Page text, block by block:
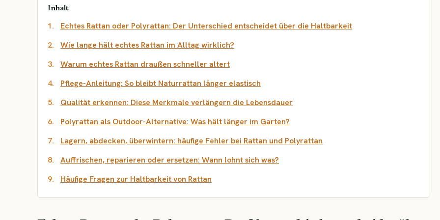
Inhalt
Echtes Rattan oder Polyrattan: Der Unterschied entscheidet über die Haltbarkeit
Wie lange hält echtes Rattan im Alltag wirklich?
Warum echtes Rattan draußen schneller altert
Pflege-Anleitung: So bleibt Naturrattan länger elastisch
Qualität erkennen: Diese Merkmale verlängern die Lebensdauer
Polyrattan als Outdoor-Alternative: Was hält länger im Garten?
Lagern, abdecken, überwintern: häufige Fehler bei Rattan und Polyrattan
Auffrischen, reparieren oder ersetzen: Wann lohnt sich was?
Häufige Fragen zur Haltbarkeit von Rattan